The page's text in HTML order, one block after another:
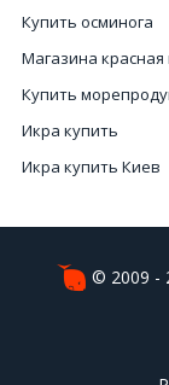
Купить осминога
Магазина красная
Купить
Икра купить
Икра купить Киев
Улитки николаев
Красная икра
© 2009